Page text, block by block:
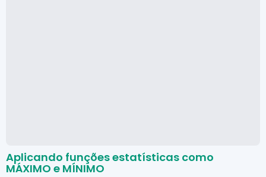
Aplicando funções estatísticas como
MÁXIMO e MÍNIMO